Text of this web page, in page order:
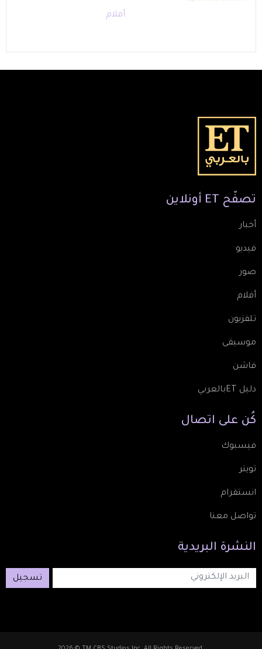
أفلام
تصفّح ET أونلاين
أخبار
فيديو
صور
أفلام
تلفزيون
موسيقى
فاشن
دليل ETبالعربي
كُن على اتصال
فيسبوك
تويتر
انستقرام
تواصل معنا
النشرة البريدية
تسجيل